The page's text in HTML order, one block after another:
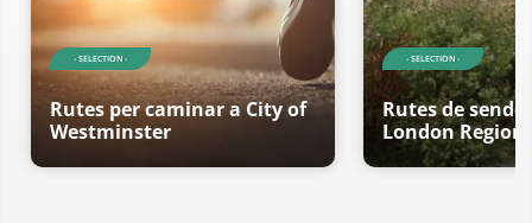
- SELECTION -
Rutes per caminar a City of
Westminster
- SELECTION -
Rutes de
London Region